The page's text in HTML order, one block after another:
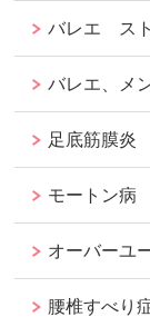
バレエ ス
バレエ、メ
足底筋膜炎
モートン病
オーバーユ
腰椎すべり